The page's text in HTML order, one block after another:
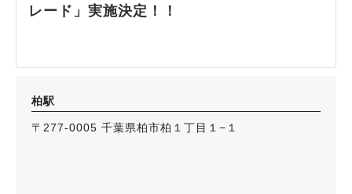
レード」実施決定！！
柏駅
〒277-0005 千葉県柏市柏１丁目１−１